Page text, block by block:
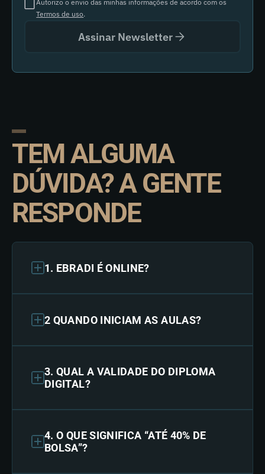
Autorizo o envio das minhas informações de acordo com os
Termos de uso.
Assinar Newsletter
TEM ALGUMA
DÚVIDA? A GENTE
RESPONDE
1. EBRADI É ONLINE?
2 QUANDO INICIAM AS AULAS?
3. QUAL A VALIDADE DO DIPLOMA
DIGITAL?
4. O QUE SIGNIFICA “ATÉ 40% DE
BOLSA”?